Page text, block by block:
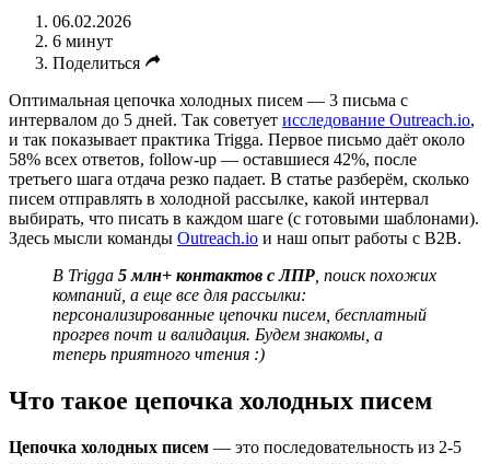
06.02.2026
6 минут
Поделиться
Оптимальная цепочка холодных писем — 3 письма с
интервалом до 5 дней. Так советует исследование Outreach.io,
и так показывает практика Trigga. Первое письмо даёт около
58% всех ответов, follow-up — оставшиеся 42%, после
третьего шага отдача резко падает. В статье разберём, сколько
писем отправлять в холодной рассылке, какой интервал
выбирать, что писать в каждом шаге (с готовыми шаблонами).
Здесь мысли команды Outreach.io и наш опыт работы с B2B.
В Trigga 5 млн+ контактов с ЛПР , поиск похожих
компаний, а еще все для рассылки:
персонализированные цепочки писем, бесплатный
прогрев почт и валидация. Будем знакомы, а
теперь приятного чтения :)
Что такое цепочка холодных писем
Цепочка холодных писем — это последовательность из 2-5